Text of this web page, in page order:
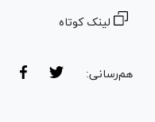
لینک کوتاه
هم‌رسانی: